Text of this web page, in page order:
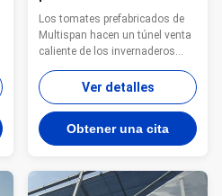
invernadero plástico multi
del tomate prefabricó el
invernadero multi del
Los tomates prefabricados de
Multispan hacen un túnel venta
caliente de los invernaderos
plásticos Invernadero de
Multispan: Invernadero múltiple
de la hoguera ampliamente
utilizado en el mundo entero.
Proporciona el ambiente ideal
para la germinación y el
plántulas y protege ...
Ver detalles
Obtener una cita